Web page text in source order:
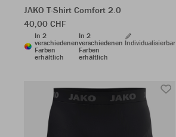
JAKO T-Shirt Comfort 2.0
40,00 CHF
In 2
verschiedenen
Farben
erhältlich
In 2
verschiedenen
Farben
erhältlich
Individualisierbar